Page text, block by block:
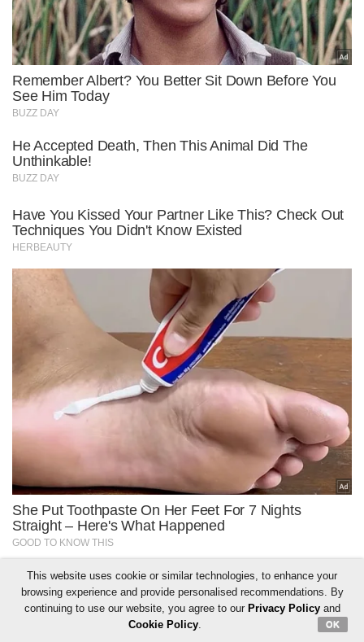
This website uses cookie or similar technologies, to enhance your
browsing experience and provide personalised recommendations. By
continuing to use our website, you agree to our Privacy Policyand
Cookie Policy. OK